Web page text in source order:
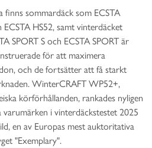
sommardäck som ECSTA
ECSTA HS52, samt vinterdäcket
SPORT S och ECSTA SPORT är
för att maximera
och de fortsätter att få starkt
WinterCRAFT WP52+,
körförhållanden, rankades nyligen
i vinterdäckstestet 2025
en av Europas mest auktoritativa
"Exemplary".